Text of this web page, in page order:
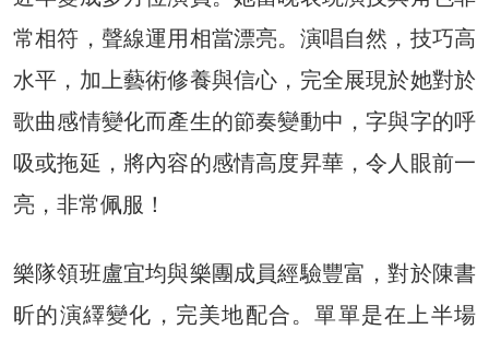
常相符，聲線運用相當漂亮。演唱自然，技巧高
水平，加上藝術修養與信心，完全展現於她對於
歌曲感情變化而產生的節奏變動中，字與字的呼
吸或拖延，將內容的感情高度昇華，令人眼前一
亮，非常佩服！
樂隊領班盧宜均與樂團成員經驗豐富，對於陳書
昕的演繹變化，完美地配合。單單是在上半場